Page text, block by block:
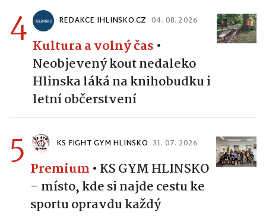
4 REDAKCE IHLINSKO.CZ 04. 08. 2026
Kultura a volný čas •
Neobjevený kout nedaleko
Hlinska láká na knihobudku i
letní občerstvení
5 KS FIGHT GYM HLINSKO 31. 07. 2026
Premium • KS GYM HLINSKO
– místo, kde si najde cestu ke
sportu opravdu každý